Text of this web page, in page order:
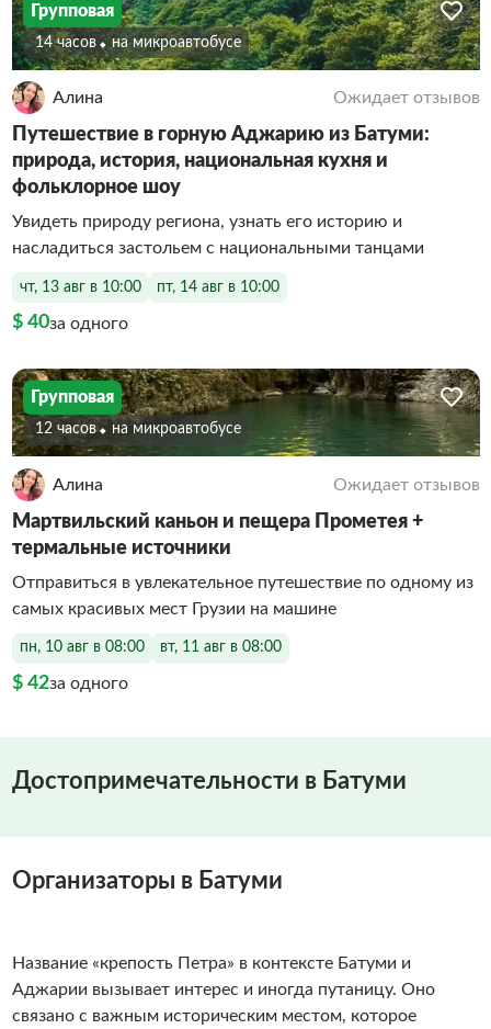
Групповая
14 часов На микроавтобусе
Алина Ожидает отзывов
Путешествие в горную Аджарию из Батуми:
природа, история, национальная кухня и
фольклорное шоу
Увидеть природу региона, узнать его историю и
насладиться застольем с национальными танцами
чт, 13 авг в 10:00 пт, 14 авг в 10:00
$ 40за одного
Групповая
12 часов На микроавтобусе
Алина Ожидает отзывов
Мартвильский каньон и пещера Прометея +
термальные источники
Отправиться в увлекательное путешествие по одному из
самых красивых мест Грузии на машине
пн, 10 авг в 08:00 вт, 11 авг в 08:00
$ 42за одного
Достопримечательности в Батуми
Организаторы в Батуми
Название «крепость Петра» в контексте Батуми и
Аджарии вызывает интерес и иногда путаницу. Оно
связано с важным историческим местом, которое